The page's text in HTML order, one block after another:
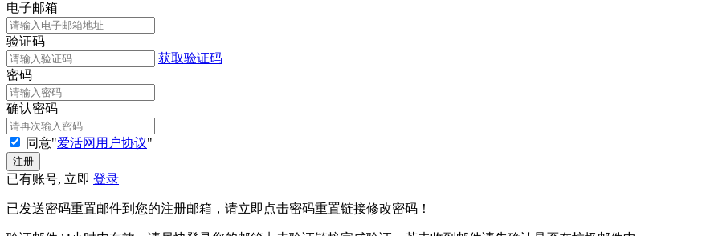
电子邮箱
验证码
获取验证码
密码
确认密码
同意"爱活网用户协议"
已有账号, 立即 登录
已发送密码重置邮件到您的注册邮箱，请立即点击密码重置链接修改密码！